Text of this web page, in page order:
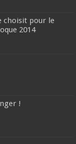
choisit pour le
2014
!